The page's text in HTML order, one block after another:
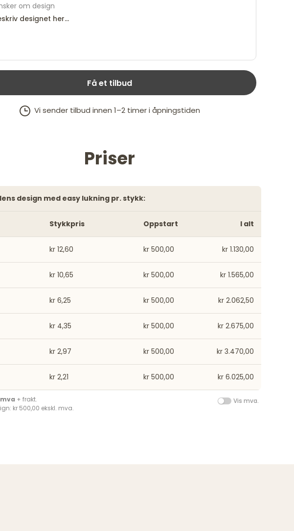
om design
Få et tilbud
Vi sender tilbud innen 1–2 timer i åpningstiden
Priser
design med easy lukning pr. stykk:
Stykkpris Oppstart I alt
kr 12,60 kr 500,00 kr 1.130,00
kr 10,65 kr 500,00 kr 1.565,00
kr 6,25 kr 500,00 kr 2.062,50
kr 4,35 kr 500,00 kr 2.675,00
kr 2,97 kr 500,00 kr 3.470,00
kr 2,21 kr 500,00 kr 6.025,00
+ frakt.
kr 500,00 ekskl. mva.
Vis mva.